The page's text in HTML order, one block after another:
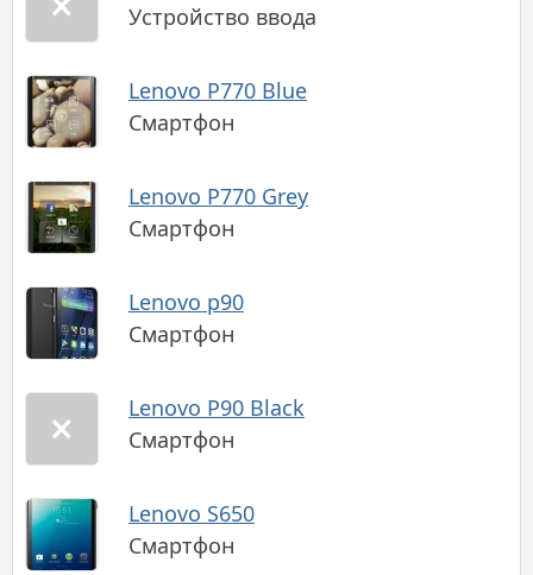
Устройство ввода
Lenovo P770 Blue
Смартфон
Lenovo P770 Grey
Смартфон
Lenovo p90
Смартфон
Lenovo P90 Black
Смартфон
Lenovo S650
Смартфон